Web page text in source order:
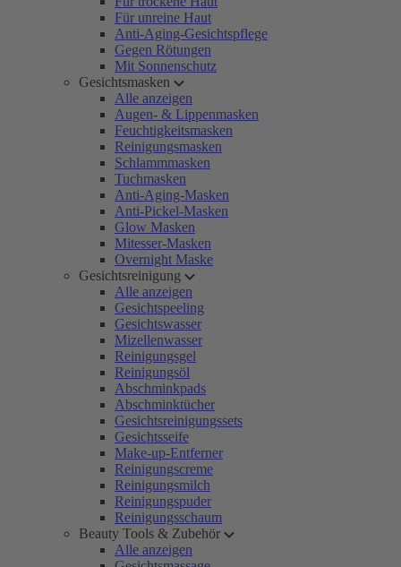
Für unreine Haut
Anti-Aging-Gesichtspflege
Gegen Rötungen
Mit Sonnenschutz
Gesichtsmasken
Alle anzeigen
Augen- & Lippenmasken
Feuchtigkeitsmasken
Reinigungsmasken
Schlammmasken
Tuchmasken
Anti-Aging-Masken
Anti-Pickel-Masken
Glow Masken
Mitesser-Masken
Overnight Maske
Gesichtsreinigung
Alle anzeigen
Gesichtspeeling
Gesichtswasser
Mizellenwasser
Reinigungsgel
Reinigungsöl
Abschminkpads
Abschminktücher
Gesichtsreinigungssets
Gesichtsseife
Make-up-Entferner
Reinigungscreme
Reinigungsmilch
Reinigungspuder
Reinigungsschaum
Beauty Tools & Zubehör
Alle anzeigen